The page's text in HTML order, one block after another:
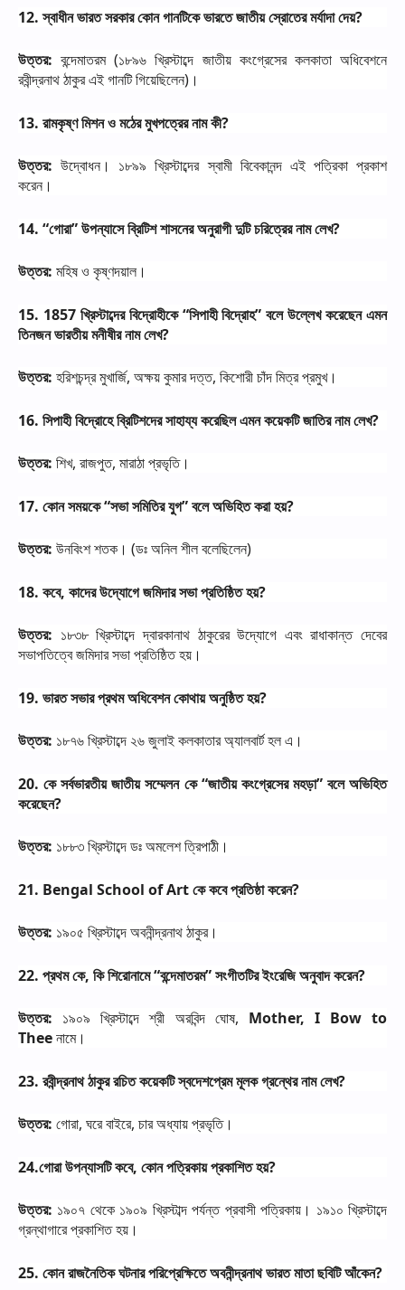
12.স্বাধীনভারতসরকারকোনগানটিকেভারতেজাতীয়স্রোতেরমর্যাদাদেয়?
উত্তর: বন্দেমাতরম(১৮৯৬ খ্রিস্টাব্দে জাতীয় কংগ্রেসের কলকাতা অধিবেশনে
রবীন্দ্রনাথঠাকুরএইগানটিগিয়েছিলেন) ।
13. রামকৃষ্ণমিশনওমঠেরমুখপত্রেরনামকী?
উত্তর: উদ্বোধন। ১৮৯৯ খ্রিস্টাব্দের স্বামী বিবেকানন্দ এই পত্রিকা প্রকাশ
করেন।
14. “গোরা”উপন্যাসেব্রিটিশশাসনেরঅনুরাগীদুটিচরিত্রেরনামলেখ?
উত্তর: মহিষও কৃষ্ণদয়াল।
15. 1857 খ্রিস্টাব্দের বিদ্রোহীকে“সিপাহী বিদ্রোহ”বলে উল্লেখ করেছেন এমন
তিনজনভারতীয়মনীষীরনামলেখ?
উত্তর: হরিশচন্দ্রমুখার্জি, অক্ষয়কুমারদত্ত, কিশোরীচাঁদমিত্রপ্রমুখ।
16. সিপাহীবিদ্রোহেব্রিটিশদেরসাহায্যকরেছিলএমনকয়েকটিজাতিরনামলেখ?
উত্তর: শিখ, রাজপুত, মারাঠাপ্রভৃতি।
17. কোনসময়কে“সভাসমিতিরযুগ”বলেঅভিহিতকরাহয়?
উত্তর: উনবিংশশতক। (ডঃঅনিলশীলবলেছিলেন)
18. কবে, কাদেরউদ্যোগেজমিদারসভাপ্রতিষ্ঠিতহয়?
উত্তর: ১৮৩৮ খ্রিস্টাব্দে দ্বারকানাথ ঠাকুরের উদ্যোগে এবং রাধাকান্ত দেবের
সভাপতিত্বেজমিদারসভাপ্রতিষ্ঠিতহয়।
19. ভারতসভারপ্রথমঅধিবেশনকোথায়অনুষ্ঠিতহয়?
উত্তর: ১৮৭৬খ্রিস্টাব্দে ২৬জুলাইকলকাতারঅ্যালবার্টহলএ।
20.কে সর্বভারতীয় জাতীয় সম্মেলন কে“জাতীয় কংগ্রেসের মহড়া” বলে অভিহিত
করেছেন?
উত্তর: ১৮৮৩খ্রিস্টাব্দেডঃঅমলেশত্রিপাঠী।
21. Bengal School of Artকেকবেপ্রতিষ্ঠাকরেন?
উত্তর: ১৯০৫ খ্রিস্টাব্দেঅবনীন্দ্রনাথঠাকুর।
22. প্রথমকে, কিশিরোনামে“বন্দেমাতরম”সংগীতটিরইংরেজিঅনুবাদকরেন?
উত্তর: ১৯০৯ খ্রিস্টাব্দে শ্রী অরবিন্দ ঘোষ, Mother, I Bow to
Theeনামে।
23. রবীন্দ্রনাথঠাকুররচিতকয়েকটিস্বদেশপ্রেমমূলকগ্রন্থেরনামলেখ?
উত্তর: গোরা, ঘরেবাইরে, চারঅধ্যায়প্রভৃতি।
24.গোরাউপন্যাসটিকবে, কোনপত্রিকায়প্রকাশিতহয়?
উত্তর: ১৯০৭ থেকে ১৯০৯ খ্রিস্টাব্দ পর্যন্ত প্রবাসী পত্রিকায়। ১৯১০ খ্রিস্টাব্দে
গ্রন্থাগারেপ্রকাশিতহয়।
25. কোনরাজনৈতিকঘটনারপরিপ্রেক্ষিতেঅবনীন্দ্রনাথভারতমাতাছবিটিআঁকেন?